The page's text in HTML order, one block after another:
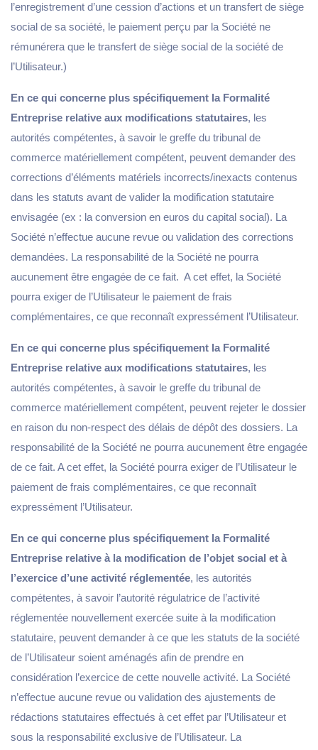
l’enregistrement d’une cession d’actions et un transfert de siège
social de sa société, le paiement perçu par la Société ne
rémunérera que le transfert de siège social de la société de
l’Utilisateur.)
En ce qui concerne plus spécifiquement la Formalité
Entreprise relative aux modifications statutaires, les
autorités compétentes, à savoir le greffe du tribunal de
commerce matériellement compétent, peuvent demander des
corrections d’éléments matériels incorrects/inexacts contenus
dans les statuts avant de valider la modification statutaire
envisagée (ex : la conversion en euros du capital social). La
Société n’effectue aucune revue ou validation des corrections
demandées. La responsabilité de la Société ne pourra
aucunement être engagée de ce fait. A cet effet, la Société
pourra exiger de l’Utilisateur le paiement de frais
complémentaires, ce que reconnaît expressément l’Utilisateur.
En ce qui concerne plus spécifiquement la Formalité
Entreprise relative aux modifications statutaires, les
autorités compétentes, à savoir le greffe du tribunal de
commerce matériellement compétent, peuvent rejeter le dossier
en raison du non-respect des délais de dépôt des dossiers. La
responsabilité de la Société ne pourra aucunement être engagée
de ce fait. A cet effet, la Société pourra exiger de l’Utilisateur le
paiement de frais complémentaires, ce que reconnaît
expressément l’Utilisateur.
En ce qui concerne plus spécifiquement la Formalité
Entreprise relative à la modification de l’objet social et à
l’exercice d’une activité réglementée, les autorités
compétentes, à savoir l’autorité régulatrice de l’activité
réglementée nouvellement exercée suite à la modification
statutaire, peuvent demander à ce que les statuts de la société
de l’Utilisateur soient aménagés afin de prendre en
considération l’exercice de cette nouvelle activité. La Société
n’effectue aucune revue ou validation des ajustements de
rédactions statutaires effectués à cet effet par l’Utilisateur et
sous la responsabilité exclusive de l’Utilisateur. La